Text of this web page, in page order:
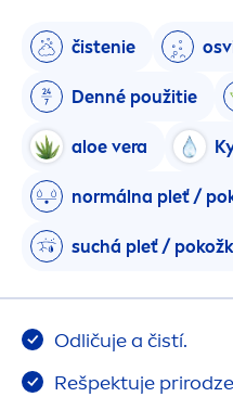
čistenie
Denné použitie
aloe vera
normálna pleť /
suchá pleť /
Odličuje a čistí.
Rešpektuje